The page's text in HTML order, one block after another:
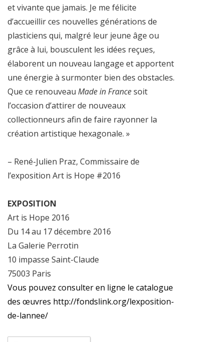
et vivante que jamais. Je me félicite
d’accueillir ces nouvelles générations de
plasticiens qui, malgré leur jeune âge ou
grâce à lui, bousculent les idées reçues,
élaborent un nouveau langage et apportent
une énergie à surmonter bien des obstacles.
Que ce renouveau Made in Francesoit
l’occasion d’attirer de nouveaux
collectionneurs afin de faire rayonner la
création artistique hexagonale. »
– René-Julien Praz, Commissaire de
l’exposition Art is Hope #2016
EXPOSITION
Art is Hope 2016
Du 14 au 17 décembre 2016
La Galerie Perrotin
10 impasse Saint-Claude
75003 Paris
Vous pouvez consulter en ligne le catalogue
des œuvres http://fondslink.org/lexposition-
de-lannee/